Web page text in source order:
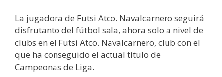
La jugadora de Futsi Atco. Navalcarnero seguirá
disfrutanto del fútbol sala, ahora solo a nivel de
clubs en el Futsi Atco. Navalcarnero, club con el
que ha conseguido el actual título de
Campeonas de Liga.